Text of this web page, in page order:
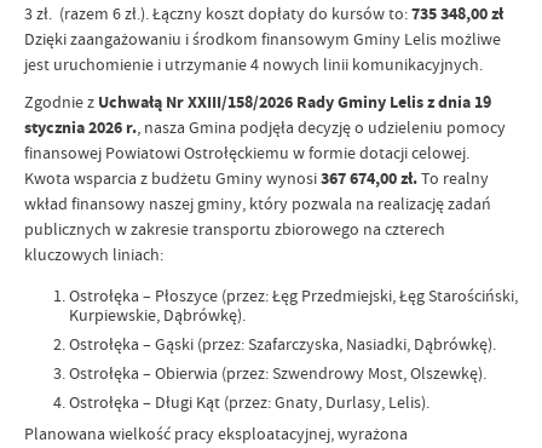
3 zł. (razem 6 zł.). Łączny koszt dopłaty do kursów to:735 348,00 zł
Dzięki zaangażowaniu i środkom finansowym Gminy Lelis możliwe
jest uruchomienie i utrzymanie 4 nowych linii komunikacyjnych.
Zgodnie z Uchwałą Nr XXIII/158/2026 Rady Gminy Lelis z dnia 19
stycznia 2026 r., nasza Gmina podjęła decyzję o udzieleniu pomocy
finansowej Powiatowi Ostrołęckiemu w formie dotacji celowej.
Kwota wsparcia z budżetu Gminy wynosi367 674,00 zł.To realny
wkład finansowy naszej gminy, który pozwala na realizację zadań
publicznych w zakresie transportu zbiorowego na czterech
kluczowych liniach:
Ostrołęka – Płoszyce (przez: Łęg Przedmiejski, Łęg Starościński,
Kurpiewskie, Dąbrówkę).
Ostrołęka – Gąski (przez: Szafarczyska, Nasiadki, Dąbrówkę).
Ostrołęka – Obierwia (przez: Szwendrowy Most, Olszewkę).
Ostrołęka – Długi Kąt (przez: Gnaty, Durlasy, Lelis).
Planowana wielkość pracy eksploatacyjnej, wyrażona